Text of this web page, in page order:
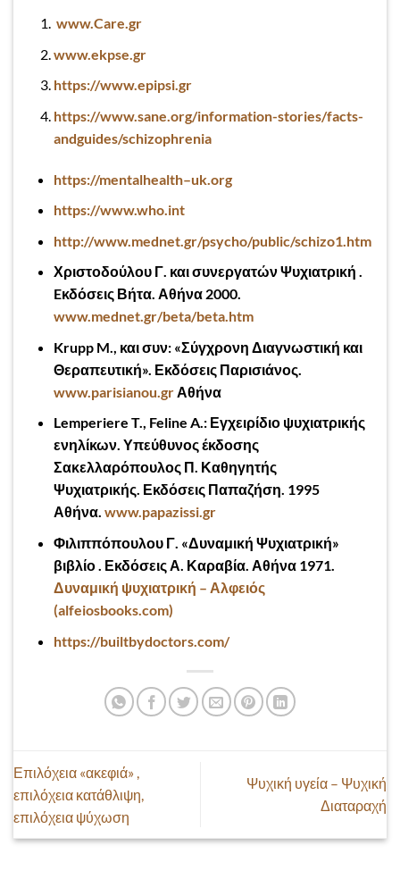
www.Care.gr
www.ekpse.gr
https://www.epipsi.gr
https://www.sane.org/information-stories/facts-
andguides/schizophrenia
https://mentalhealth–uk. org
https://www.who.int
http://www.mednet.gr/psycho/public/schizo1.htm
Χριστοδούλου Γ. και συνεργατών Ψυχιατρική .
Eκδόσεις Βήτα. Αθήνα 2000.
www.mednet.gr/beta/beta.htm
Krupp M., και συν: «Σύγχρονη Διαγνωστική και
Θεραπευτική». Εκδόσεις Παρισιάνος.
www.parisianou.grΑθήνα
Lemperiere T., Feline A.: Εγχειρίδιο ψυχιατρικής
ενηλίκων. Υπεύθυνος έκδοσης
Σακελλαρόπουλος Π. Καθηγητής
Ψυχιατρικής. Εκδόσεις Παπαζήση. 1995
Αθήνα. www.papazissi.gr
Φιλιππόπουλου Γ. «Δυναμική Ψυχιατρική»
βιβλίο . Εκδόσεις Α. Καραβία. Αθήνα 1971.
Δυναμική ψυχιατρική – Αλφειός
(alfeiosbooks.com)
https://builtbydoctors.com/
Επιλόχεια «ακεφιά» ,
επιλόχεια κατάθλιψη,
επιλόχεια ψύχωση
Ψυχική υγεία – Ψυχική
Διαταραχή